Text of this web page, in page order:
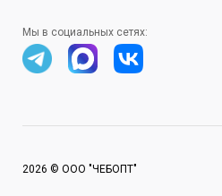
Мы в социальных сетях:
2026 © ООО "ЧЕБОПТ"